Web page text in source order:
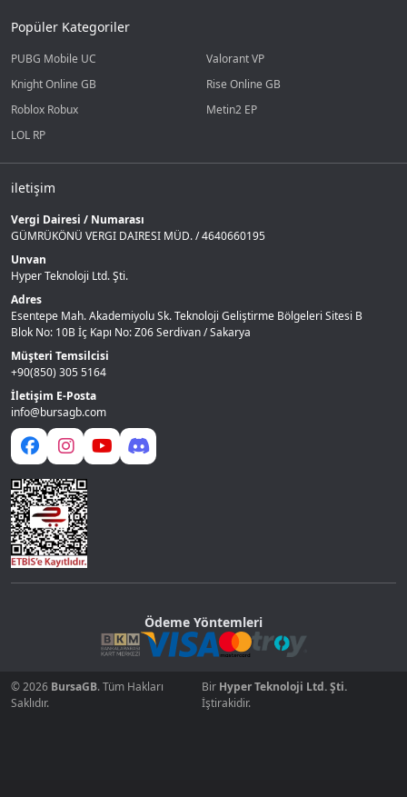
Popüler Kategoriler
PUBG Mobile UC
Valorant VP
Knight Online GB
Rise Online GB
Roblox Robux
Metin2 EP
LOL RP
iletişim
Vergi Dairesi / Numarası
GÜMRÜKÖNÜ VERGI DAIRESI MÜD. / 4640660195
Unvan
Hyper Teknoloji Ltd. Şti.
Adres
Esentepe Mah. Akademiyolu Sk. Teknoloji Geliştirme Bölgeleri Sitesi B
Blok No: 10B İç Kapı No: Z06 Serdivan / Sakarya
Müşteri Temsilcisi
+90(850) 305 5164
İletişim E-Posta
info@bursagb.com
Ödeme Yöntemleri
© 2026 BursaGB. Tüm Hakları
Saklıdır.
Bir Hyper Teknoloji Ltd. Şti.
İştirakidir.